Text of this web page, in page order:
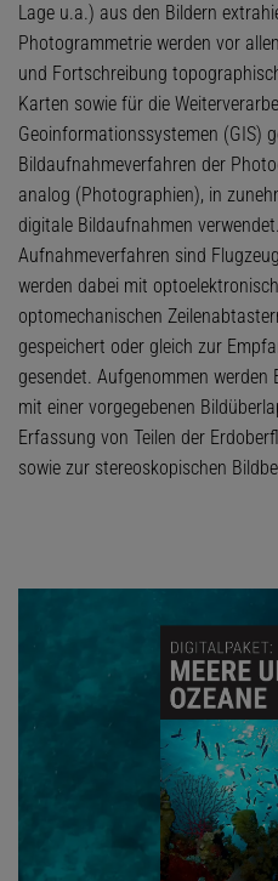
Lage u.a.) aus den Bildern
Photogrammetrie werden vor
und Fortschreibung
Karten sowie für die
Geoinformationssystemen (GIS)
Bildaufnahmeverfahren der
analog (Photographien), in
digitale Bildaufnahmen
Aufnahmeverfahren sind
werden dabei mit
optomechanischen
gespeichert oder gleich zur
gesendet. Aufgenommen werden
mit einer vorgegebenen
Erfassung von Teilen der
sowie zur stereoskopischen